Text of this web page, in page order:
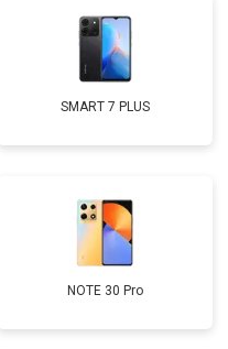
SMART 7 PLUS
NOTE 30 Pro